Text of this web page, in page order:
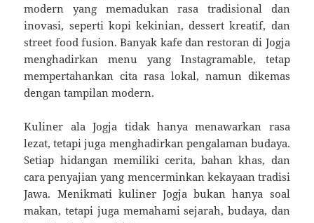
modern yang memadukan rasa tradisional dan
inovasi, seperti kopi kekinian, dessert kreatif, dan
street food fusion. Banyak kafe dan restoran di Jogja
menghadirkan menu yang Instagramable, tetap
mempertahankan cita rasa lokal, namun dikemas
dengan tampilan modern.
Kuliner ala Jogja tidak hanya menawarkan rasa
lezat, tetapi juga menghadirkan pengalaman budaya.
Setiap hidangan memiliki cerita, bahan khas, dan
cara penyajian yang mencerminkan kekayaan tradisi
Jawa. Menikmati kuliner Jogja bukan hanya soal
makan, tetapi juga memahami sejarah, budaya, dan